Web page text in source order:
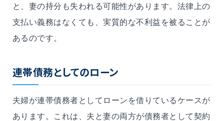
と、妻の持分も失われる可能性があります。法律上の
支払い義務はなくても、実質的な不利益を被ることが
あるのです。
連帯債務としてのローン
夫婦が連帯債務者としてローンを借りているケースが
あります。これは、夫と妻の両方が債務者として契約